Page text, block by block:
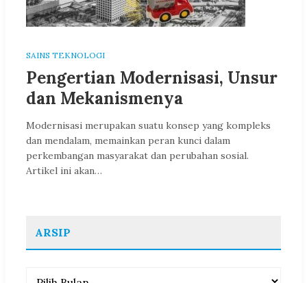
SAINS TEKNOLOGI
Pengertian Modernisasi, Unsur
dan Mekanismenya
Modernisasi merupakan suatu konsep yang kompleks
dan mendalam, memainkan peran kunci dalam
perkembangan masyarakat dan perubahan sosial.
Artikel ini akan…
ARSIP
Arsip